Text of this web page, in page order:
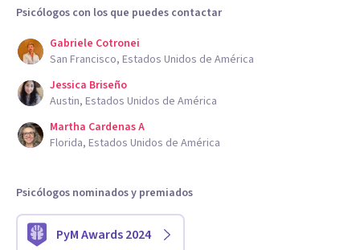
Psicólogos con los que puedes contactar
Gabriele Cotronei
San Francisco, Estados Unidos de América
Jessica Briseño
Austin, Estados Unidos de América
Martha Cardenas A
Florida, Estados Unidos de América
Psicólogos nominados y premiados
PyM Awards 2024